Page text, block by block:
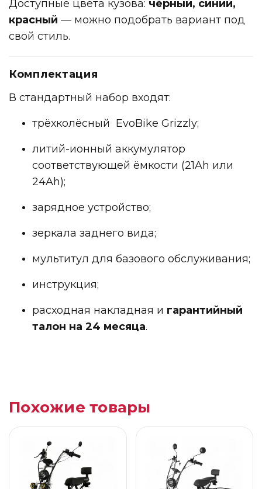
Доступные цвета кузова: чёрный, синий,
красный — можно подобрать вариант под
свой стиль.
Комплектация
В стандартный набор входят:
трёхколёсный EvoBike Grizzly;
литий-ионный аккумулятор
соответствующей ёмкости (21Ah или
24Ah);
зарядное устройство;
зеркала заднего вида;
мультитул для базового обслуживания;
инструкция;
расходная накладная и гарантийный
талон на 24 месяца.
Похожие товары